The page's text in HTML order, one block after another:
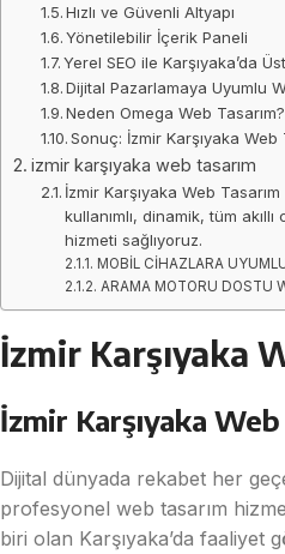
Hızlı ve Güvenli Altyapı
Yönetilebilir İçerik Paneli
Yerel SEO ile Karşıyaka’da
Dijital Pazarlamaya Uyumlu
Neden Omega Web Tasarım?
Sonuç: İzmir Karşıyaka Web
izmir karşıyaka web tasarım
İzmir Karşıyaka Web
kullanımlı, dinamik, tüm
hizmeti sağlıyoruz.
MOBİL CİHAZLARA
ARAMA MOTORU DOSTU
İzmir Karşıyaka
İzmir Karşıyaka
Dijital dünyada rekabet her
profesyonel web tasarım
biri olan Karşıyaka’da